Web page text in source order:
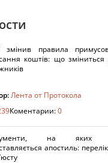
змінив правила
коштів: що зміниться
Лента от Протокола
Коментарии:0
на яких
апостиль: